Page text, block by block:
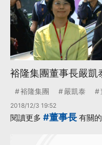
裕隆集團董事長嚴
裕隆集團 嚴凱泰
2018/12/3 19:52
閱讀更多 #董事長 有關